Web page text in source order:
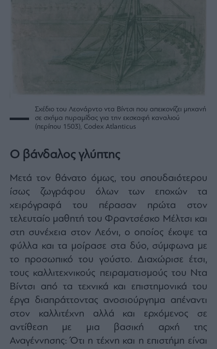
Σχέδιο του Λεονάρντο ντα Βίντσι που απεικονίζει μηχανή
σε σχήμα πυραμίδας για την εκσκαφή καναλιού
(περίπου 1503), Codex Atlanticus
Ο βάνδαλος γλύπτης
Μετά τον θάνατο όμως, του σπουδαιότερου
ίσως ζωγράφου όλων των εποχών τα
χειρόγραφά του πέρασαν πρώτα στον
τελευταίο μαθητή του Φραντσέσκο Μέλτσι και
στη συνέχεια στον Λεόνι, ο οποίος έκοψε τα
φύλλα και τα μοίρασε στα δύο, σύμφωνα με
το προσωπικό του γούστο. Διαχώρισε έτσι,
τους καλλιτεχνικούς πειραματισμούς του Ντα
Βίντσι από τα τεχνικά και επιστημονικά του
έργα διαπράττοντας ανοσιούργημα απέναντι
στον καλλιτέχνη αλλά και ερχόμενος σε
αντίθεση με μια βασική αρχή της
Αναγέννησης: Ότι η τέχνη και η επιστήμη είναι